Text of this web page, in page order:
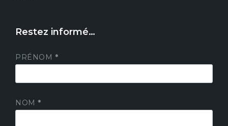
Restez informé…
PRÉNOM *
NOM *